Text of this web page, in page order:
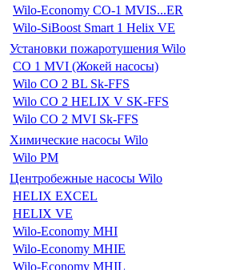
Wilo-Economy CO-1 MVIS...ER
Wilo-SiBoost Smart 1 Helix VE
Установки пожаротушения Wilo
CO 1 MVI (Жокей насосы)
Wilo CO 2 BL Sk-FFS
Wilo CO 2 HELIX V SK-FFS
Wilo CO 2 MVI Sk-FFS
Химические насосы Wilo
Wilo PM
Центробежные насосы Wilo
HELIX EXCEL
HELIX VE
Wilo-Economy MHI
Wilo-Economy MHIE
Wilo-Economy MHIL